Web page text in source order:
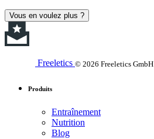
Vous en voulez plus ?
Freeletics © 2026 Freeletics GmbH
Produits
Entraînement
Nutrition
Blog